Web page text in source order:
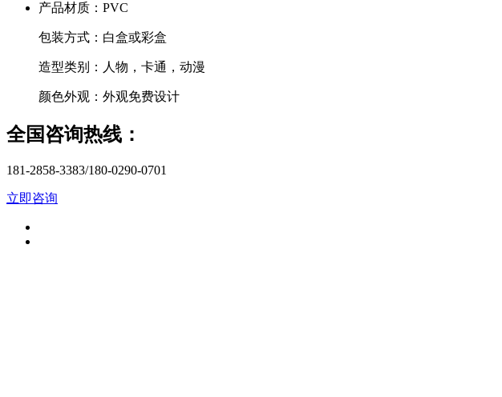
产品材质： PVC
包装方式： 白盒或彩盒
造型类别： 人物，卡通，动漫
颜色外观： 外观免费设计
全国咨询热线：
181-2858-3383/180-0290-0701
立即咨询